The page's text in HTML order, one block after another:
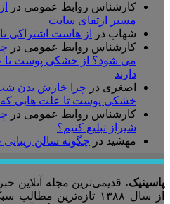
کارشناس روابط عمومی در
مسیر ارتقای سایت
شهاب در
از هاست اشتراکی تا VPS؛ مسیر ارتقای سایت
کارشناس روابط عمومی در
می شود؟ از خشکی پوست تا
دارند
اصغری در چرا خارش بدن شب
خشکی پوست تا علت هایی که
کارشناس روابط عمومی در
شیراز تبلیغ کنیم؟
مهشید در چگونه سالن زیبایی
پاسینیک، قدیمی‌ترین مجله آنلاین
از سال ۱۳۸۸ تازه‌ترین